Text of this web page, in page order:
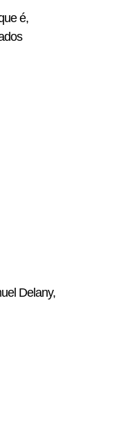
é,
Delany,